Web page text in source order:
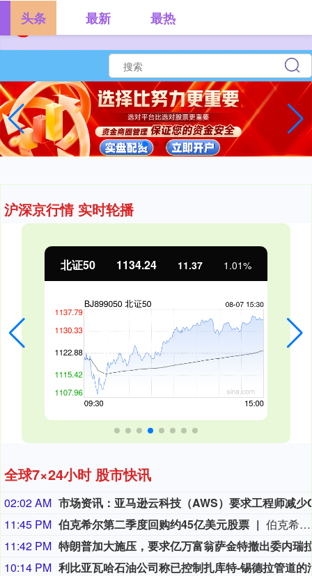
沪深京行情 实时轮播
北证50 1134.24 11.37 1.01%
全球7×24小时 股市快讯
02:02 AM
11:45 PM 伯克希尔第二季度回购约45亿美元股票
伯克希尔第二季度斥资约45亿美元回购自身股票，并在期内买入近200亿美元股票，显示首席执行官阿贝尔正将公司庞大的现金储备更多投入市场。 伯克希尔第一季度开始回购股票，为一年多来的首次。阿贝尔今年早些时候表示，公司重新启动回购，是因为管理层认为股票的“内在价值”高于其市场价格。 CFRA Research分析师Cathy Seifert表示：“投资者会受到回购举措的鼓舞。这也是Greg接掌公司并彰显其主导地位的一种方式。” 此次股票回购为股东带来了自2021年以来规模最大的季度资本回报。伯克希尔第二季度现金储备降至3655亿美元，低于前一季度的约3970亿美元。
11:42 PM
10:14 PM
头条 最新 最热